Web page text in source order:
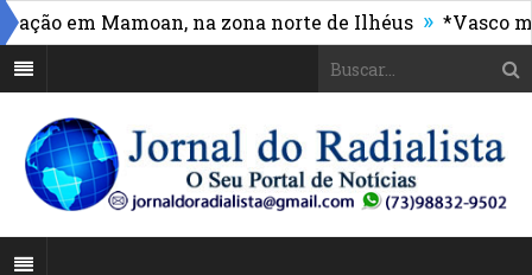
Mamoan, na zona norte de Ilhéus » *Vasco